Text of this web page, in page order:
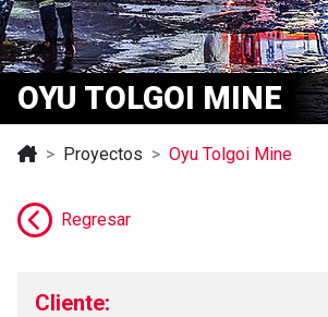
OYU TOLGOI MINE
Proyectos Oyu Tolgoi Mine
Regresar
Cliente: